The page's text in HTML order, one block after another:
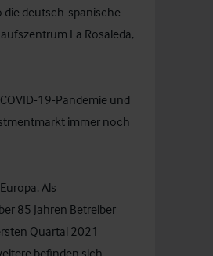
die deutsch-spanische
La Rosaleda,
19-Pandemie und
immer noch
Als
85 Jahren Betreiber
Quartal 2021